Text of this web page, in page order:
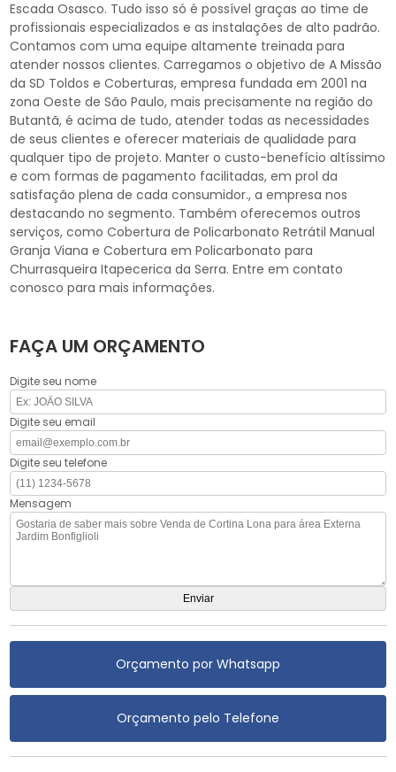
Escada Osasco. Tudo isso só é possível graças ao time de
profissionais especializados e as instalações de alto padrão.
Contamos com uma equipe altamente treinada para
atender nossos clientes. Carregamos o objetivo de A Missão
da SD Toldos e Coberturas, empresa fundada em 2001 na
zona Oeste de São Paulo, mais precisamente na região do
Butantã, é acima de tudo, atender todas as necessidades
de seus clientes e oferecer materiais de qualidade para
qualquer tipo de projeto. Manter o custo-benefício altíssimo
e com formas de pagamento facilitadas, em prol da
satisfação plena de cada consumidor., a empresa nos
destacando no segmento. Também oferecemos outros
serviços, como Cobertura de Policarbonato Retrátil Manual
Granja Viana e Cobertura em Policarbonato para
Churrasqueira Itapecerica da Serra. Entre em contato
conosco para mais informações.
FAÇA UM ORÇAMENTO
Digite seu nome
Digite seu email
Digite seu telefone
Mensagem
Orçamento por Whatsapp
Orçamento pelo Telefone